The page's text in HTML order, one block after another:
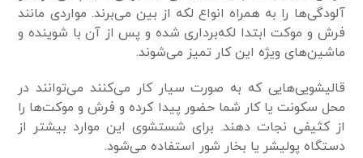
آلودگی‌ها را به همراه انواع لکه از بین می‌برند. مواردی مانند
فرش و موکت ابتدا لکه‌برداری شده و پس از آن با شوینده و
ماشین‌های ویژه این کار تمیز می‌شوند.
قالیشویی‌هایی که به صورت سیار کار می‌کنند می‌توانند در
محل سکونت یا کار شما حضور پیدا کرده و فرش و موکت‌ها را
از کثیفی نجات دهند. برای شستشوی این موارد بیشتر از
دستگاه پولیشر یا بخار شور استفاده می‌شود.